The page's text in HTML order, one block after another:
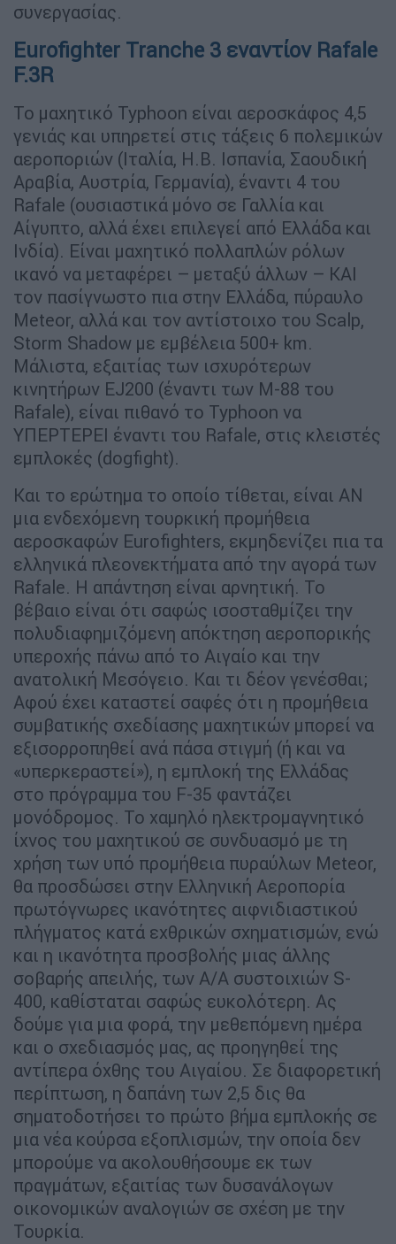
συνεργασίας.
Eurofighter Tranche 3 εναντίον Rafale
F.3R
To μαχητικό Typhoon είναι αεροσκάφος 4,5
γενιάς και υπηρετεί στις τάξεις 6 πολεμικών
αεροποριών (Ιταλία, Η.Β. Ισπανία, Σαουδική
Αραβία, Αυστρία, Γερμανία), έναντι 4 του
Rafale (ουσιαστικά μόνο σε Γαλλία και
Αίγυπτο, αλλά έχει επιλεγεί από Ελλάδα και
Ινδία). Είναι μαχητικό πολλαπλών ρόλων
ικανό να μεταφέρει – μεταξύ άλλων – ΚΑΙ
τον πασίγνωστο πια στην Ελλάδα, πύραυλο
Meteor, αλλά και τον αντίστοιχο του Scalp,
Storm Shadow με εμβέλεια 500+ km.
Μάλιστα, εξαιτίας των ισχυρότερων
κινητήρων EJ200 (έναντι των Μ-88 του
Rafale), είναι πιθανό το Typhoon να
ΥΠΕΡΤΕΡΕΙ έναντι του Rafale, στις κλειστές
εμπλοκές (dogfight).
Και το ερώτημα το οποίο τίθεται, είναι ΑΝ
μια ενδεχόμενη τουρκική προμήθεια
αεροσκαφών Eurofighters, εκμηδενίζει πια τα
ελληνικά πλεονεκτήματα από την αγορά των
Rafale. Η απάντηση είναι αρνητική. Το
βέβαιο είναι ότι σαφώς ισοσταθμίζει την
πολυδιαφημιζόμενη απόκτηση αεροπορικής
υπεροχής πάνω από το Αιγαίο και την
ανατολική Μεσόγειο. Και τι δέον γενέσθαι;
Αφού έχει καταστεί σαφές ότι η προμήθεια
συμβατικής σχεδίασης μαχητικών μπορεί να
εξισορροπηθεί ανά πάσα στιγμή (ή και να
«υπερκεραστεί»), η εμπλοκή της Ελλάδας
στο πρόγραμμα του F-35 φαντάζει
μονόδρομος. Το χαμηλό ηλεκτρομαγνητικό
ίχνος του μαχητικού σε συνδυασμό με τη
χρήση των υπό προμήθεια πυραύλων Meteor,
θα προσδώσει στην Ελληνική Αεροπορία
πρωτόγνωρες ικανότητες αιφνιδιαστικού
πλήγματος κατά εχθρικών σχηματισμών, ενώ
και η ικανότητα προσβολής μιας άλλης
σοβαρής απειλής, των Α/Α συστοιχιών S-
400, καθίσταται σαφώς ευκολότερη. Ας
δούμε για μια φορά, την μεθεπόμενη ημέρα
και ο σχεδιασμός μας, ας προηγηθεί της
αντίπερα όχθης του Αιγαίου. Σε διαφορετική
περίπτωση, η δαπάνη των 2,5 δις θα
σηματοδοτήσει το πρώτο βήμα εμπλοκής σε
μια νέα κούρσα εξοπλισμών, την οποία δεν
μπορούμε να ακολουθήσουμε εκ των
πραγμάτων, εξαιτίας των δυσανάλογων
οικονομικών αναλογιών σε σχέση με την
Τουρκία.